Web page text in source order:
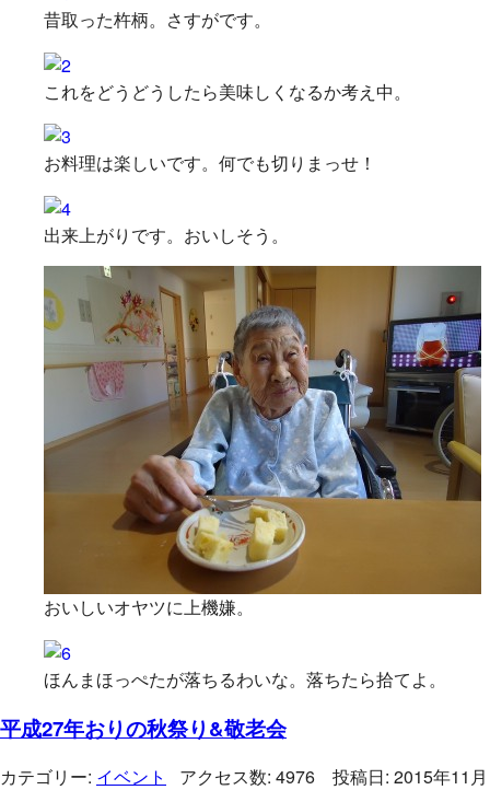
昔取った杵柄。さすがです。
これをどうどうしたら美味しくなるか考え中。
お料理は楽しいです。何でも切りまっせ！
出来上がりです。おいしそう。
おいしいオヤツに上機嫌。
ほんまほっぺたが落ちるわいな。落ちたら拾てよ。
平成27年おりの秋祭り&敬老会
カテゴリー: イベント アクセス数: 4976 投稿日: 2015年11月